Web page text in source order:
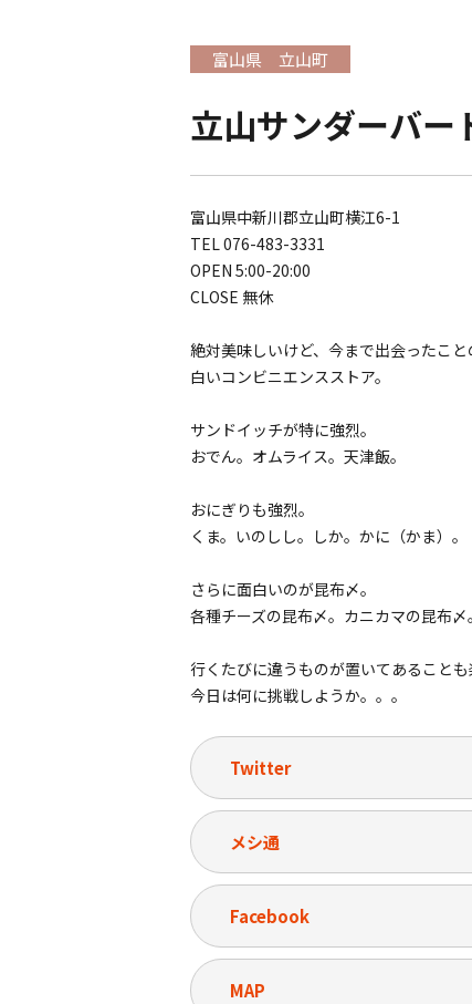
富山県 立山町
立山サンダーバー
富山県中新川郡立山町横江6-1
TEL 076-483-3331
OPEN 5:00-20:00
CLOSE 無休
絶対美味しいけど、今まで出会ったこ
白いコンビニエンスストア。
サンドイッチが特に強烈。
おでん。オムライス。天津飯。
おにぎりも強烈。
くま。いのしし。しか。かに（かま）。
さらに面白いのが昆布〆。
各種チーズの昆布〆。カニカマの昆布〆
行くたびに違うものが置いてあることも
今日は何に挑戦しようか。。。
Twitter
メシ通
Facebook
MAP